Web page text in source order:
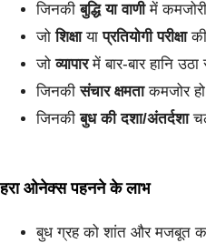
जिनकीबुद्धि या वाणीमें
जोशिक्षायाप्रतियोगी परीक्षाकी
जोव्यापारमें बार-बार हानि उठा
जिनकीसंचार क्षमताकमजोर हो
जिनकीबुध की दशा/अंतर्दशा
हरा ओनेक्स पहनने के लाभ
बुध ग्रह को शांत और मजबूत